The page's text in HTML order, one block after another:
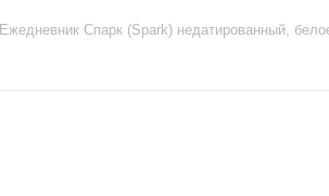
Ежедневник Спарк (Spark) недатированный,